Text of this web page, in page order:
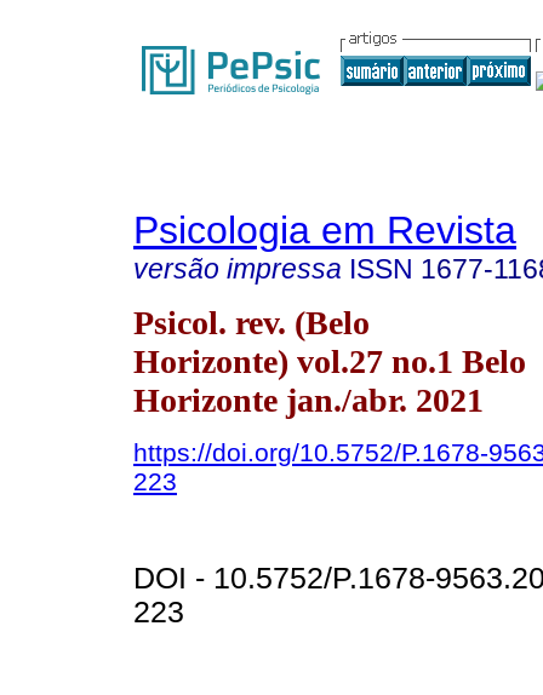
Psicologia em Revista
versão impressa ISSN 1677-
Psicol. rev. (Belo
Horizonte) vol.27 no.1 Belo
Horizonte jan./abr. 2021
https://doi.org/10.5752/P.1678-
223
DOI - 10.5752/P.1678-
223